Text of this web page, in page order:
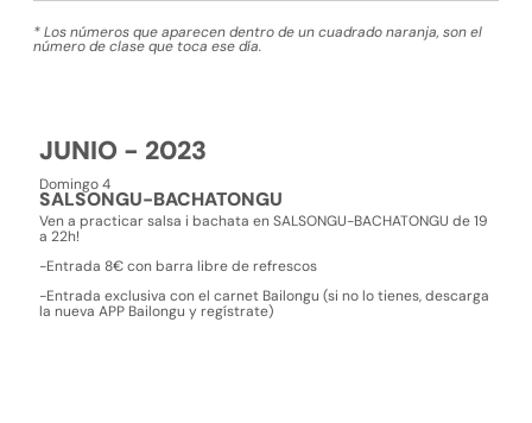
* Los números que aparecen dentro de un cuadrado naranja, son el
número de clase que toca ese día.
JUNIO - 2023
Domingo 4
SALSONGU-BACHATONGU
Ven a practicar salsa i bachata en SALSONGU-BACHATONGU de 19
a 22h!
-Entrada 8€ con barra libre de refrescos
-Entrada exclusiva con el carnet Bailongu (si no lo tienes, descarga
la nueva APP Bailongu y regístrate)